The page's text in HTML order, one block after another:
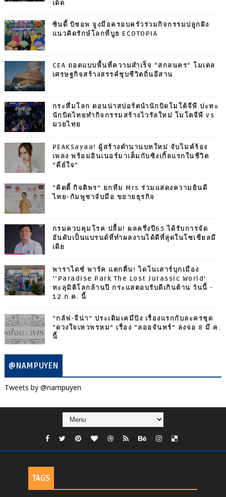
เด็ด
ซินดี้ บิชอพ จูงมือครอบครัวร่วมกิจกรรมปลูกฝัง
แนวคิดรักษ์โลกที่บูธ ECOTOPIA
CEA ถอดแบบพื้นที่ความสำเร็จ “สกลนคร” โมเดล
เศรษฐกิจสร้างสรรค์ชุบชีวิตถิ่นอีสาน
กระหึ่มโลก ดอนน่าสปอร์ตนำนักบิดโมโต้จีพี ปะทะ
นักบิดไทยทำกิจกรรมสร้างไวรัลใหม่ โมโตจีพี vs
มวยไทย
PEAKSayaa! ผู้สร้างตำนานบทใหม่ จับไมค์ร้อง
เพลง พร้อมอินเนอร์มาเต็มกับซิงเกิ้ลแรกในชีวิต
“คีย์ใจ”
“คิตตี้ กิจติพร” ยกทีม Mrs ร่วมแสดงความยินดี
ไทย-กัมพูชาจับมือ ขยายธุรกิจ
กรมควบคุมโรค ปลื้ม! ผลครึ่งปี65 ได้รับการจัด
อันดับเป็นแบรนด์ที่ทำผลงานได้ดีที่สุดในโซเชียลมี
เดีย
พาราไดซ์ พาร์ค แตกตื่น! ไดโนเสาร์บุกเมือง
‘‘Paradise Park The Lost Jurassic World’
ทะลุมิติโลกล้านปี กระแสตอบรับดีเกินต้าน วันนี้ -
12 ก.ค. นี้
“กลัฟ-จีน่า” ประเดิมเคมีปัง เรื่องแรกกับละครชุด
“ดวงใจเทวพรหม” เรื่อง “ลออจันทร์” ลงจอ 8 มี.ค.
นี้
@NAMPUYEN
Tweets by @nampuyen
TAGS